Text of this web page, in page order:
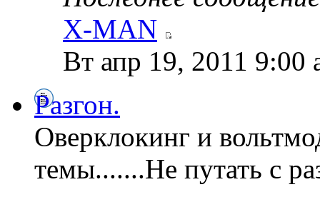
X-MAN
Вт апр 19, 2011 9:00
Разгон.
Оверклокинг и
темы.......Не путать с